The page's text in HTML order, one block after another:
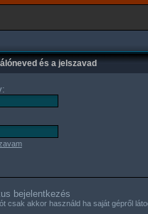
és a jelszavad
bejelentkezés
csak akkor használd ha saját gépről